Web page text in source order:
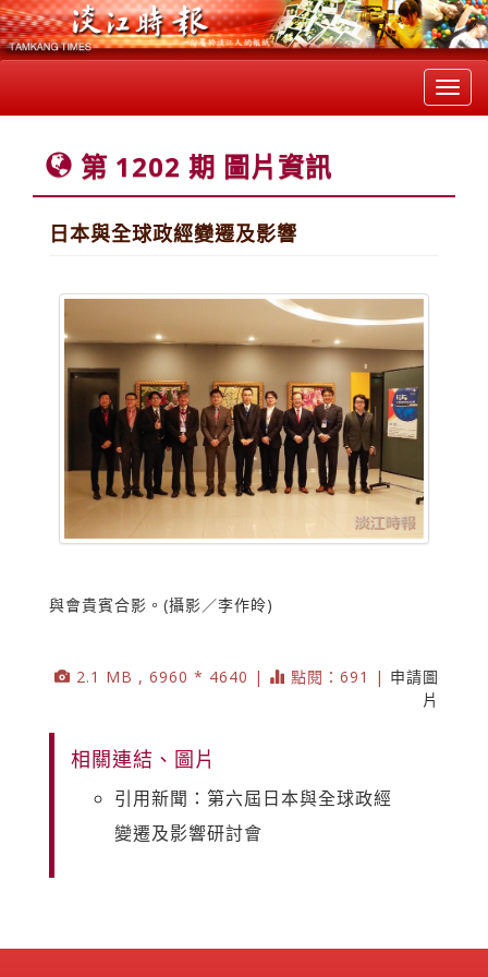
第 1202 期 圖片資訊
日本與全球政經變遷及影響
與會貴賓合影。(攝影／李作皊)
2.1 MB , 6960 * 4640 | 點閱：691 | 申請圖
片
相關連結、圖片
引用新聞：第六屆日本與全球政經
變遷及影響研討會